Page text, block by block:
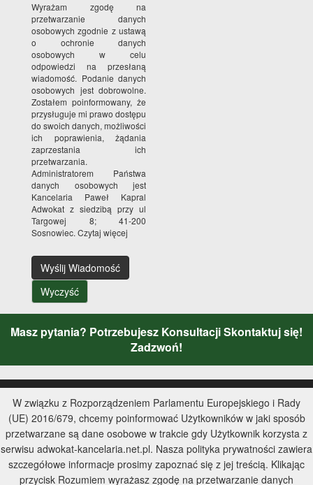
Wyrażam zgodę na
przetwarzanie danych
osobowych zgodnie z ustawą
o ochronie danych
osobowych w celu
odpowiedzi na przesłaną
wiadomość. Podanie danych
osobowych jest dobrowolne.
Zostałem poinformowany, że
przysługuje mi prawo dostępu
do swoich danych, możliwości
ich poprawienia, żądania
zaprzestania ich
przetwarzania.
Administratorem Państwa
danych osobowych jest
Kancelaria Paweł Kapral
Adwokat z siedzibą przy ul
Targowej 8; 41-200
Sosnowiec.Czytaj więcej
Wyślij Wiadomość
Wyczyść
Masz pytania? Potrzebujesz Konsultacji Skontaktuj się!
Zadzwoń!
Strona Główna
Kontakt
Mapa Strony
W związku z Rozporządzeniem Parlamentu Europejskiego i Rady
(UE) 2016/679, chcemy poinformować Użytkowników w jaki sposób
przetwarzane są dane osobowe w trakcie gdy Użytkownik korzysta z
serwisu adwokat-kancelaria.net.pl. Nasza polityka prywatności zawiera
szczegółowe informacje prosimy zapoznać się z jej treścią. Klikając
przycisk Rozumiem wyrażasz zgodę na przetwarzanie danych